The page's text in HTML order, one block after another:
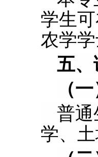
学生
农学
五、
（
普通
学、